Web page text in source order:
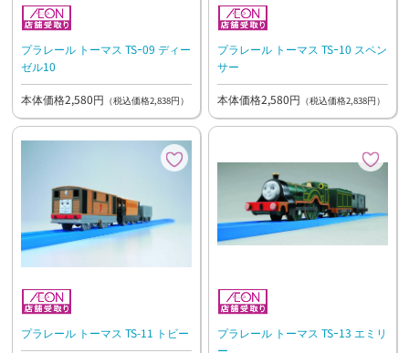
プラレール トーマス TSｰ09 ディー
ゼル10
本体価格2,580円 （税込価格2,838円）
プラレール トーマス TSｰ10 スペン
サー
本体価格2,580円 （税込価格2,838円）
プラレール トーマス TS-11 トビー
プラレール トーマス TSｰ13 エミリ
ー